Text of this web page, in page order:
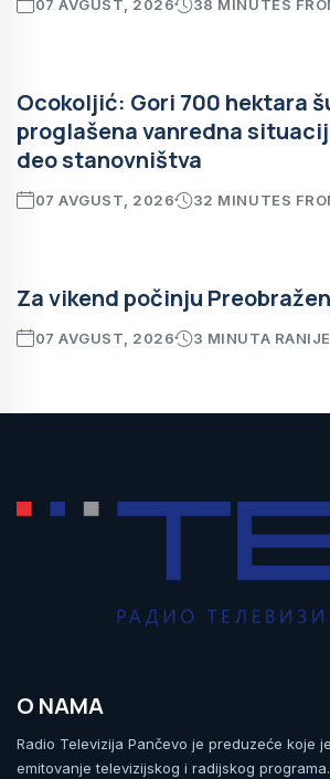
07 AVGUST, 2026 38 MINUTES
Ocokoljić: Gori 700 hektara
proglašena vanredna
deo stanovništva
07 AVGUST, 2026 32 MINUTES
Za vikend počinju
07 AVGUST, 2026 3 MINUTA RANIJE
O NAMA
Radio Televizija Pančevo je preduzeće koje
emitovanje televizijskog i radijskog